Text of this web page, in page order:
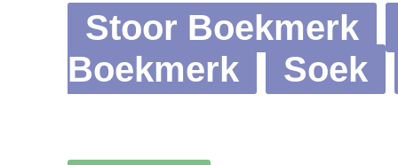
Stoor Boekmerk
Boekmerk
Soek